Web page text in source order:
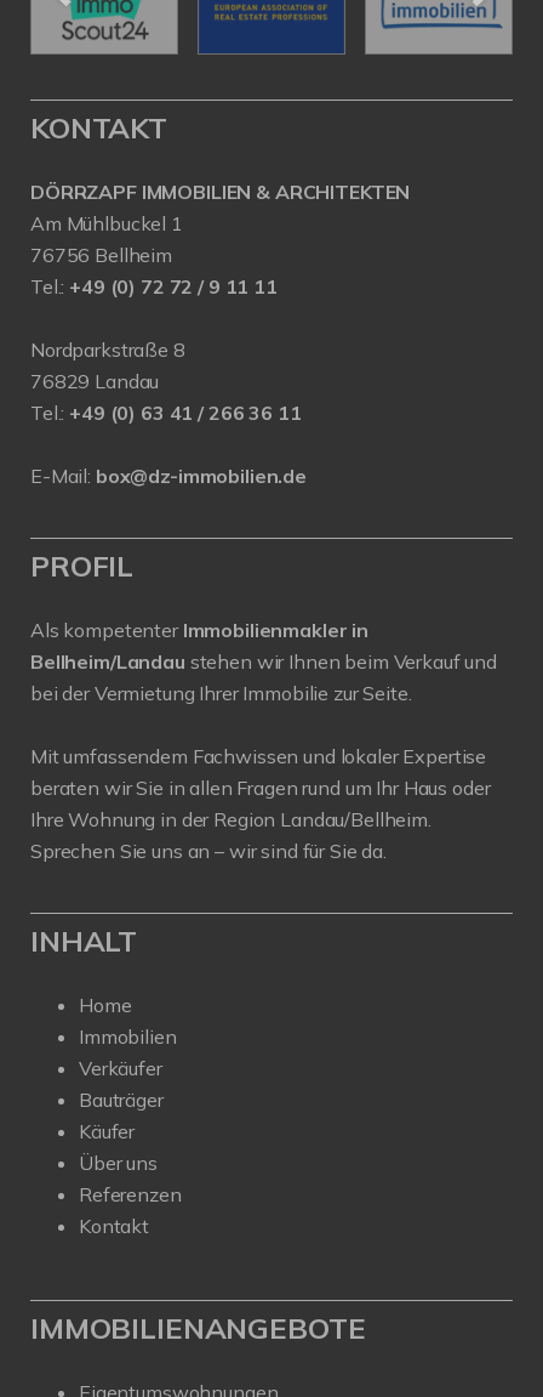
KONTAKT
DÖRRZAPF IMMOBILIEN & ARCHITEKTEN
Am Mühlbuckel 1
76756 Bellheim
Tel.: +49 (0) 72 72 / 9 11 11
Nordparkstraße 8
76829 Landau
Tel.: +49 (0) 63 41 / 266 36 11
E-Mail: box@dz-immobilien.de
PROFIL
Als kompetenter Immobilienmakler in
Bellheim/Landau stehen wir Ihnen beim Verkauf und
bei der Vermietung Ihrer Immobilie zur Seite.
Mit umfassendem Fachwissen und lokaler Expertise
beraten wir Sie in allen Fragen rund um Ihr Haus oder
Ihre Wohnung in der Region Landau/Bellheim.
Sprechen Sie uns an – wir sind für Sie da.
INHALT
Home
Immobilien
Verkäufer
Bauträger
Käufer
Über uns
Referenzen
Kontakt
IMMOBILIENANGEBOTE